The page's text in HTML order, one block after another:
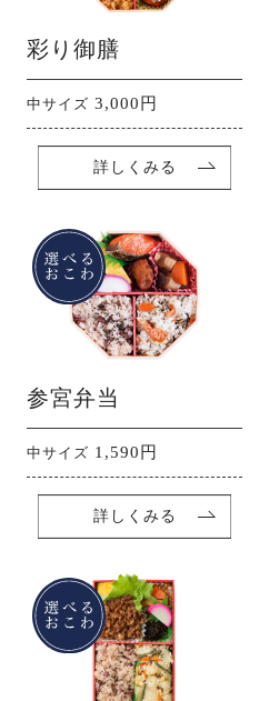
彩り御膳
中サイズ 3,000円
詳しくみる
参宮弁当
中サイズ 1,590円
詳しくみる